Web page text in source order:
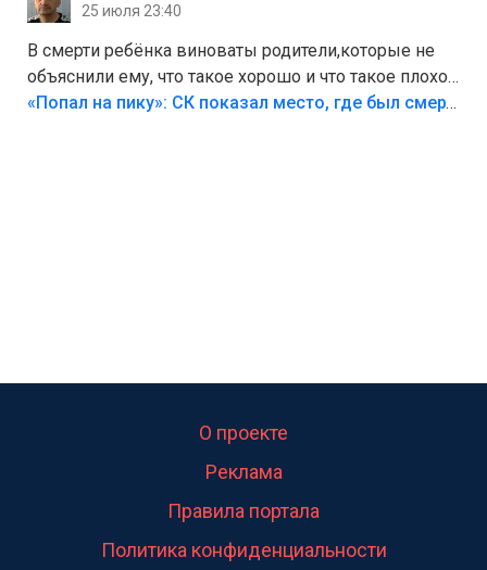
25 июля 23:40
В смерти ребёнка виноваты родители,которые не
объяснили ему, что такое хорошо и что такое плохо!
Лезть через такой забор,верх безумия,есть же
«Попал на пику»: СК показал место, где был смертельно травмирован ребенок в Тольятти
О проекте
Реклама
Правила портала
Политика конфиденциальности